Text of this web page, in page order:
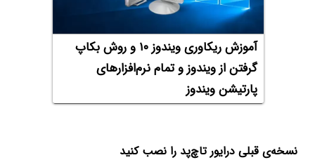
آموزش ریکاوری ویندوز ۱۰ و روش بکاپ
گرفتن از ویندوز و تمام نرم‌افزارهای
پارتیشن ویندوز
نسخه‌ی قبلی درایور تاچ‌پد را نصب کنید